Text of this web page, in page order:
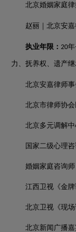
北京婚姻家庭
赵丽｜北京安嘉
执业年限： 20年
力、抚养权、遗产
北京安嘉律师
北京市律师协
北京多元调解
国家二级心理
婚姻家庭咨询师
江西卫视《金
北京卫视《现
北京新闻广播